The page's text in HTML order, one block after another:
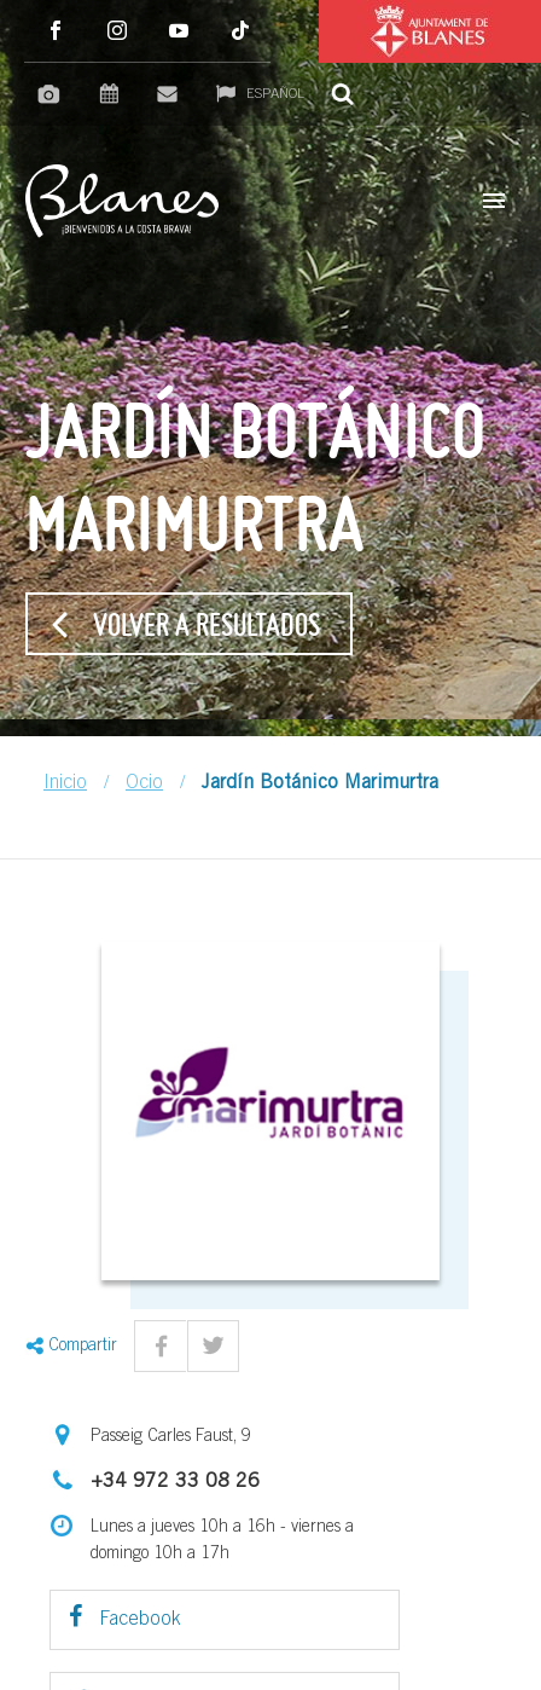
ESPAÑOL
JARDÍN BOTÁNICO
MARIMURTRA
VOLVER A RESULTADOS
Inicio / Ocio / Jardín Botánico Marimurtra
Compartir
Passeig Carles Faust, 9
+34 972 33 08 26
Lunes a jueves 10h a 16h - viernes a
domingo 10h a 17h
Facebook